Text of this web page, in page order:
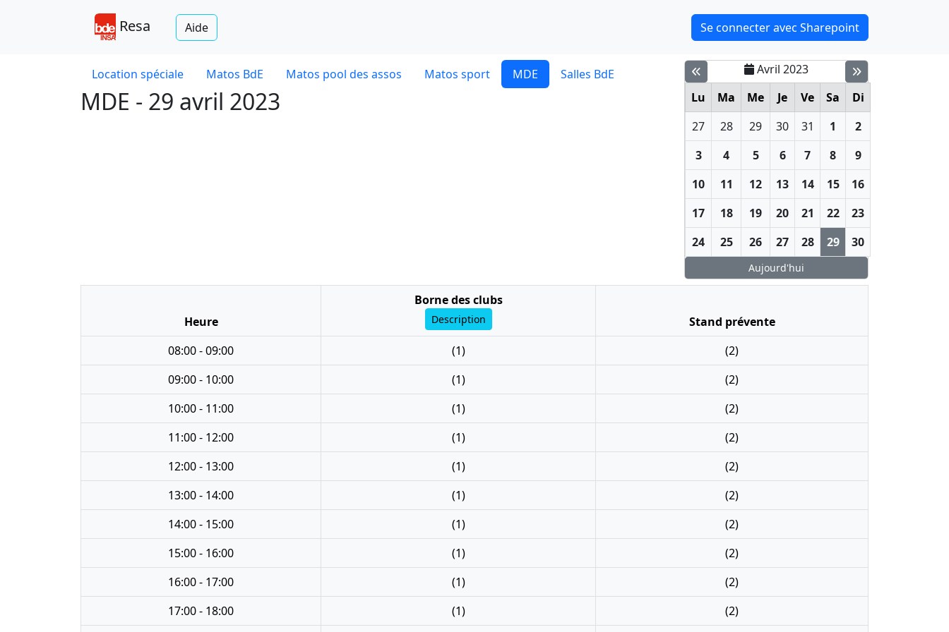
Resa Aide Se connecter avec Sharepoint
Location spéciale Matos BdE Matos pool des assos Matos sport MDE Salles BdE
MDE - 29 avril 2023
Avril 2023
Lu
Ma Me Je Ve Sa
Di
27
28 29 30 31 1
2
3
4 5 6 7 8
9
10
11 12 13 14 15
16
17
18 19 20 21 22
23
24
25 26 27 28 29 30
Aujourd'hui
Heure
Borne des clubs
Description
Stand prévente
08:00 - 09:00
(1)
(2)
09:00 - 10:00
(1)
(2)
10:00 - 11:00
(1)
(2)
11:00 - 12:00
(1)
(2)
12:00 - 13:00
(1)
(2)
13:00 - 14:00
(1)
(2)
14:00 - 15:00
(1)
(2)
15:00 - 16:00
(1)
(2)
16:00 - 17:00
(1)
(2)
17:00 - 18:00
(1) (2)